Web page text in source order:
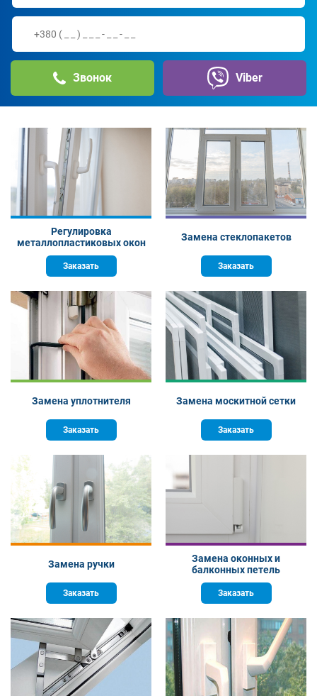
Звонок Viber
Регулировка
металлопластиковых окон
Заказать
Замена стеклопакетов
Заказать
Замена уплотнителя
Заказать
Замена москитной сетки
Заказать
Замена ручки
Заказать
Замена оконных и
балконных петель
Заказать